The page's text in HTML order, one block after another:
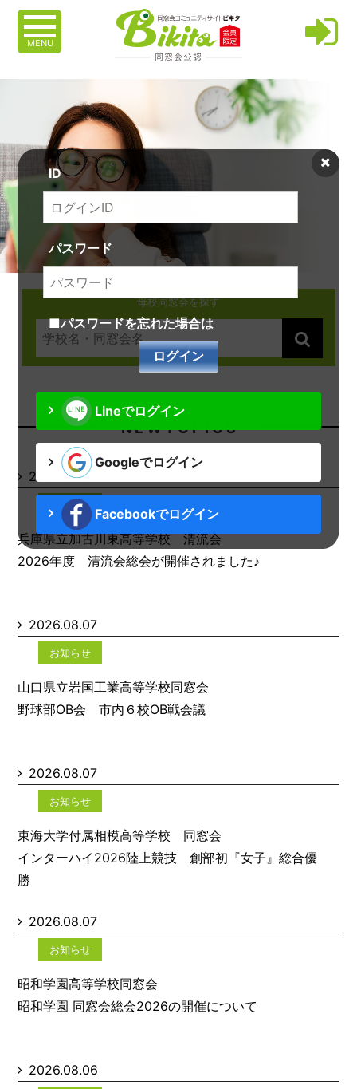
MENU
ID
パスワード
■パスワードを忘れた場合は
Lineでログイン
Googleでログイン
Facebookでログイン
母校同窓会を探す
N E W T O P I C S
2026.08.07
お知らせ
兵庫県立加古川東高等学校 清流会
2026年度 清流会総会が開催されました♪
2026.08.07
お知らせ
山口県立岩国工業高等学校同窓会
野球部OB会 市内６校OB戦会議
2026.08.07
お知らせ
東海大学付属相模高等学校 同窓会
インターハイ2026陸上競技 創部初『女子』総合優
勝
2026.08.07
お知らせ
昭和学園高等学校同窓会
昭和学園 同窓会総会2026の開催について
2026.08.06